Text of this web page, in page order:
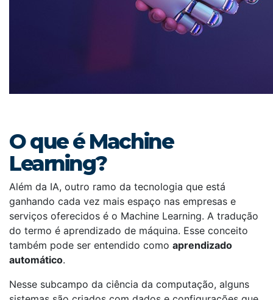
O que é Machine
Learning?
Além da IA, outro ramo da tecnologia que está
ganhando cada vez mais espaço nas empresas e
serviços oferecidos é o Machine Learning. A tradução
do termo é aprendizado de máquina. Esse conceito
também pode ser entendido como aprendizado
automático.
Nesse subcampo da ciência da computação, alguns